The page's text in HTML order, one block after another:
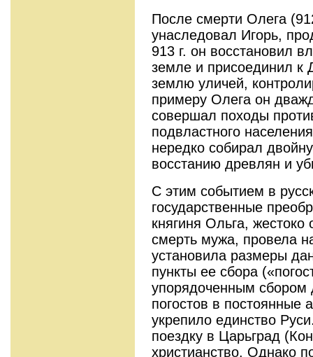
После смерти Олега
унаследовал Игорь,
913 г. он восстановил
земле и присоединил к
землю уличей,
примеру Олега он
совершал походы
подвластного
нередко собирал
восстанию древлян и
С этим событием в
государственные
княгиня Ольга,
смерть мужа, провела
установила размеры
пункты ее сбора
упорядоченным сбором
погостов в постоянные
укрепило единство
поездку в Царьград
христианство. Однако